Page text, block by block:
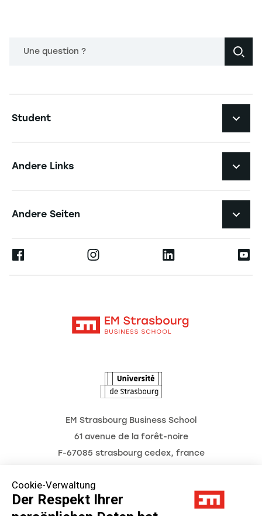
Cookie-Verwaltung
Der Respekt Ihrer
Une question ?
Student
Forschung
Andere Links
Andere Seiten
Ernest
EM Strasbourg Business School
61 avenue de la forêt-noire
F-67085 strasbourg cedex, france